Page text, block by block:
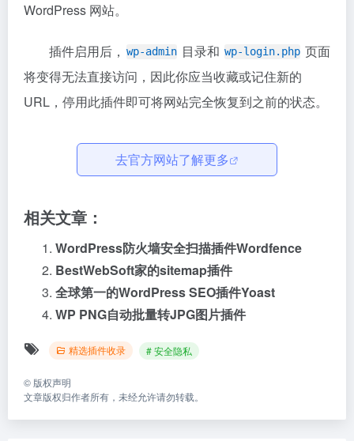
WordPress 网站。
插件启用后， wp-admin 目录和 wp-login.php 页面
将变得无法直接访问，因此你应当收藏或记住新的
URL，停用此插件即可将网站完全恢复到之前的状态。
去官方网站了解更多
相关文章：
WordPress防火墙安全扫描插件Wordfence
BestWebSoft家的sitemap插件
全球第一的WordPress SEO插件Yoast
WP PNG自动批量转JPG图片插件
精选插件收录 # 安全隐私
© 版权声明
文章版权归作者所有，未经允许请勿转载。